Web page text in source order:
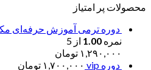
محصولات پر امتیاز
دوره ترمی آموزش حرفه‌ای
نمره 1.00 از 5
۱,۲۹۰,۰۰۰ تومان
دوره vip
۱,۷۰۰,۰۰۰ تومان